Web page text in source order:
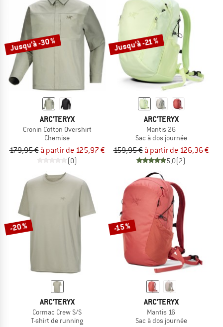
Jusqu'à -30 %
ARC'TERYX
Cronin Cotton Overshirt
Chemise
179,95 € à partir de 125,97 €
(0)
Jusqu'à -21 %
ARC'TERYX
Mantis 26
Sac à dos journée
159,95 € à partir de 126,36 €
5,0(2)
-20 %
ARC'TERYX
Cormac Crew S/S
T-shirt de running
-15 %
ARC'TERYX
Mantis 16
Sac à dos journée